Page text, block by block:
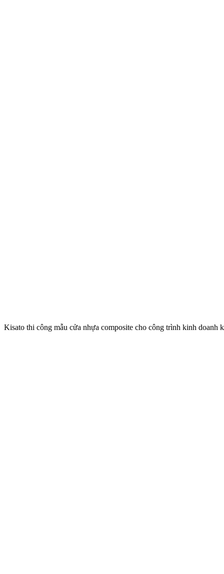
Kisato thi công mẫu cửa nhựa composite cho công trình kinh doanh